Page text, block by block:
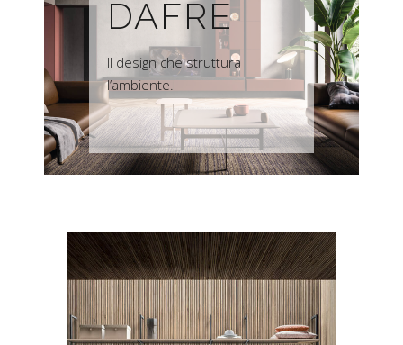
DAFRÈ
Il design che struttura
l’ambiente.